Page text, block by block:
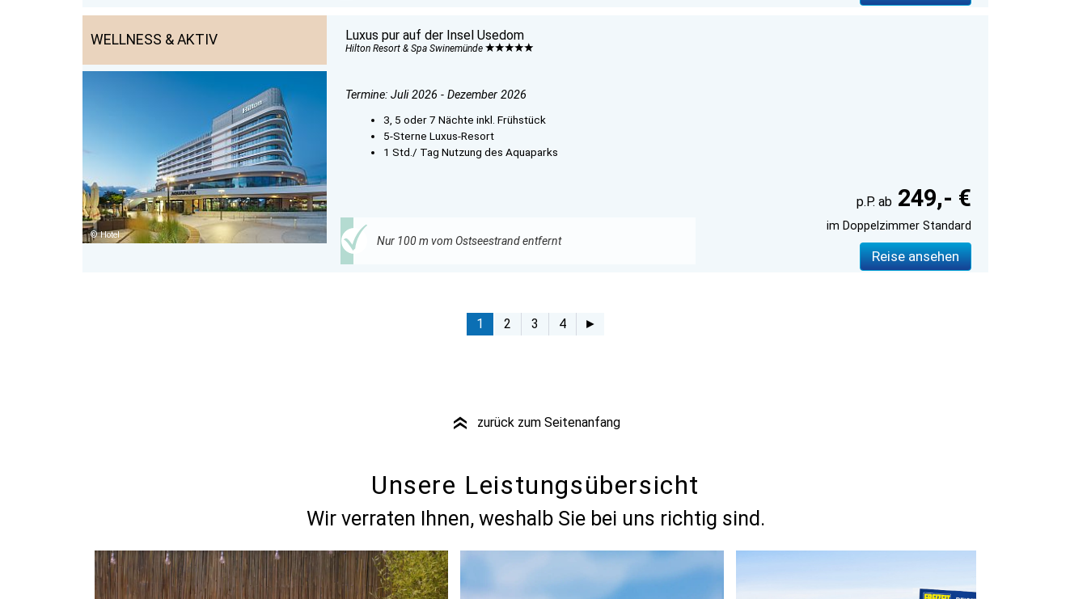
WELLNESS & AKTIV
Hotel
Luxus pur auf der Insel Usedom
Hilton Resort & Spa Swinemünde
Termine: Juli 2026 - Dezember 2026
3, 5 oder 7 Nächte inkl. Frühstück
5-Sterne Luxus-Resort
1 Std./ Tag Nutzung des Aquaparks
Nur 100 m vom Ostseestrand entfernt
249,- €
im Doppelzimmer Standard
Reise ansehen
1 2 3 4 ►
» zurück zum Seitenanfang
Unsere Leistungsübersicht
Wir verraten Ihnen, weshalb Sie bei uns richtig sind.